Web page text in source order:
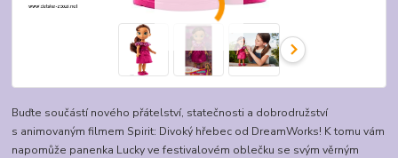
Buďte součástí nového přátelství, statečnosti a dobrodružství
s animovaným filmem Spirit: Divoký hřebec od DreamWorks! K tomu vám
napomůže panenka Lucky ve festivalovém oblečku se svým věrným